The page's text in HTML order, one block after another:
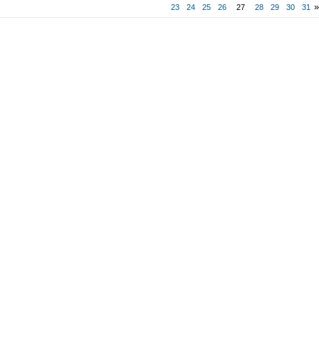
23 24 25 26 27 28 29 30 31 »